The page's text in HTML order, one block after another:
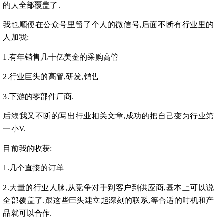
的人全部覆盖了.
我也顺便在公众号里留了个人的微信号,后面不断有行业里的
人加我:
1.有年销售几十亿美金的采购高管
2.行业巨头的高管,研发,销售
3.下游的零部件厂商.
后续我又不断的写出行业相关文章,成功的把自己变为行业第
一小V.
目前我的收获:
1.几个直接的订单
2.大量的行业人脉,从竞争对手到客户到供应商,基本上可以说
全部覆盖了.跟这些巨头建立起深刻的联系,等合适的时机和产
品就可以合作.